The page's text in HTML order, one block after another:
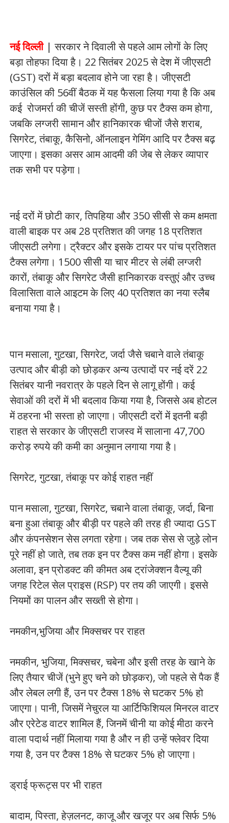
नई दिल्ली| सरकार ने दिवाली से पहले आम लोगों के लिए
बड़ा तोहफा दिया है। 22 सितंबर 2025 से देश में जीएसटी
(GST) दरों में बड़ा बदलाव होने जा रहा है। जीएसटी
काउंसिल की 56वीं बैठक में यह फैसला लिया गया है कि अब
कई रोजमर्रा की चीजें सस्ती होंगी, कुछ पर टैक्स कम होगा,
जबकि लग्जरी सामान और हानिकारक चीजों जैसे शराब,
सिगरेट, तंबाकू, कैसिनो, ऑनलाइन गेमिंग आदि पर टैक्स बढ़
जाएगा। इसका असर आम आदमी की जेब से लेकर व्यापार
तक सभी पर पड़ेगा।
नई दरों में छोटी कार, तिपहिया और 350 सीसी से कम क्षमता
वाली बाइक पर अब 28 प्रतिशत की जगह 18 प्रतिशत
जीएसटी लगेगा। ट्रैक्टर और इसके टायर पर पांच प्रतिशत
टैक्स लगेगा। 1500 सीसी या चार मीटर से लंबी लग्जरी
कारों, तंबाकू और सिगरेट जैसी हानिकारक वस्तुएं और उच्च
विलासिता वाले आइटम के लिए 40 प्रतिशत का नया स्लैब
बनाया गया है।
पान मसाला, गुटखा, सिगरेट, जर्दा जैसे चबाने वाले तंबाकू
उत्पाद और बीड़ी को छोड़कर अन्य उत्पादों पर नई दरें 22
सितंबर यानी नवरात्र के पहले दिन से लागू होंगी। कई
सेवाओं की दरों में भी बदलाव किया गया है, जिससे अब होटल
में ठहरना भी सस्ता हो जाएगा। जीएसटी दरों में इतनी बड़ी
राहत से सरकार के जीएसटी राजस्व में सालाना 47,700
करोड़ रुपये की कमी का अनुमान लगाया गया है।
सिगरेट, गुटखा, तंबाकू पर कोई राहत नहीं
पान मसाला, गुटखा, सिगरेट, चबाने वाला तंबाकू, जर्दा, बिना
बना हुआ तंबाकू और बीड़ी पर पहले की तरह ही ज्यादा GST
और कंपनसेशन सेस लगता रहेगा। जब तक सेस से जुड़े लोन
पूरे नहीं हो जाते, तब तक इन पर टैक्स कम नहीं होगा। इसके
अलावा, इन प्रोडक्ट की कीमत अब ट्रांजेक्शन वैल्यू की
जगह रिटेल सेल प्राइस (RSP) पर तय की जाएगी। इससे
नियमों का पालन और सख्ती से होगा।
नमकीन,भुजिया और मिक्सचर पर राहत
नमकीन, भुजिया, मिक्सचर, चबेना और इसी तरह के खाने के
लिए तैयार चीजें (भुने हुए चने को छोड़कर), जो पहले से पैक हैं
और लेबल लगी हैं, उन पर टैक्स 18% से घटकर 5% हो
जाएगा। पानी, जिसमें नेचुरल या आर्टिफिशियल मिनरल वाटर
और एरेटेड वाटर शामिल हैं, जिनमें चीनी या कोई मीठा करने
वाला पदार्थ नहीं मिलाया गया है और न ही उन्हें फ्लेवर दिया
गया है, उन पर टैक्स 18% से घटकर 5% हो जाएगा।
ड्राई फ्रूट्स पर भी राहत
बादाम, पिस्ता, हेज़लनट, काजू और खजूर पर अब सिर्फ 5%